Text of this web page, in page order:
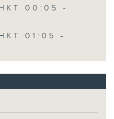
00:05 -
01:05 -